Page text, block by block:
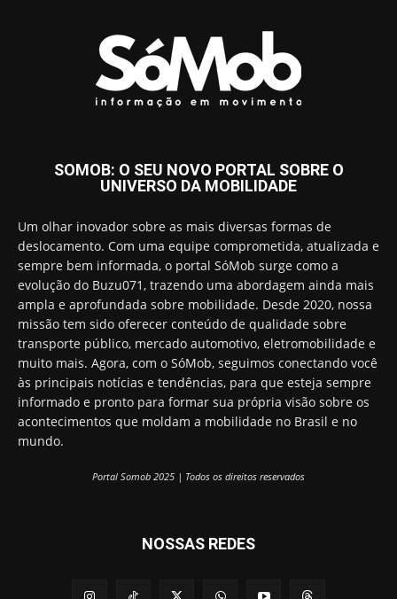
SOMOB: O SEU NOVO PORTAL SOBRE O
UNIVERSO DA MOBILIDADE
Um olhar inovador sobre as mais diversas formas de
deslocamento. Com uma equipe comprometida, atualizada e
sempre bem informada, o portal SóMob surge como a
evolução do Buzu071, trazendo uma abordagem ainda mais
ampla e aprofundada sobre mobilidade. Desde 2020, nossa
missão tem sido oferecer conteúdo de qualidade sobre
transporte público, mercado automotivo, eletromobilidade e
muito mais. Agora, com o SóMob, seguimos conectando você
às principais notícias e tendências, para que esteja sempre
informado e pronto para formar sua própria visão sobre os
acontecimentos que moldam a mobilidade no Brasil e no
mundo.
Portal Somob 2025 | Todos os direitos reservados
NOSSAS REDES